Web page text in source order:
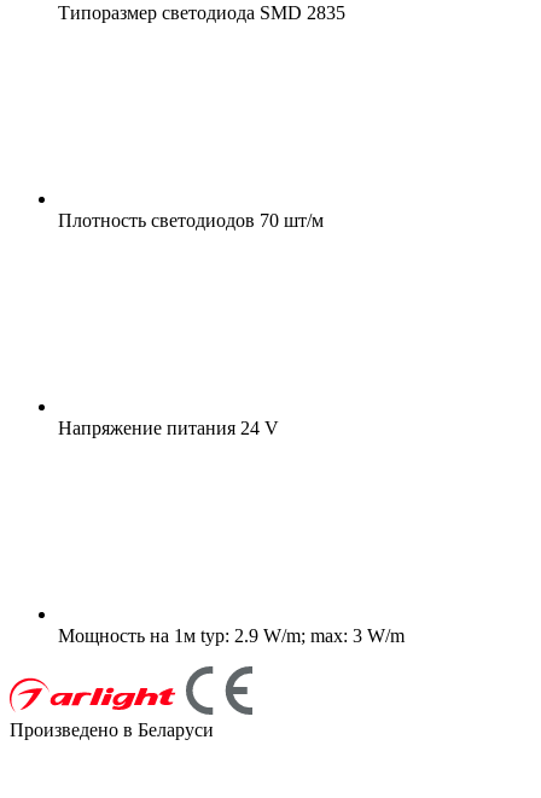
Типоразмер светодиода SMD 2835
Плотность светодиодов 70 шт/м
Напряжение питания 24 V
Мощность на 1м typ: 2.9 W/m; max: 3 W/m
Произведено в Беларуси